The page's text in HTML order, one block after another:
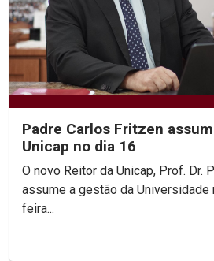
Padre Carlos Fritzen
Unicap no dia 16
O novo Reitor da Unicap, Prof. Dr.
assume a gestão da Universidade
feira...